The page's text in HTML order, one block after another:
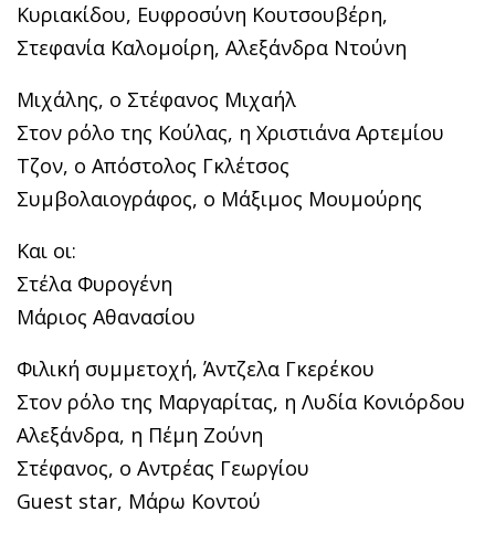
Κυριακίδου, Ευφροσύνη Κουτσουβέρη,
Στεφανία Καλομοίρη, Αλεξάνδρα Ντούνη
Μιχάλης, ο Στέφανος Μιχαήλ
Στον ρόλο της Κούλας, η Χριστιάνα Αρτεμίου
Τζον, ο Απόστολος Γκλέτσος
Συμβολαιογράφος, ο Μάξιμος Μουμούρης
Και οι:
Στέλα Φυρογένη
Μάριος Αθανασίου
Φιλική συμμετοχή, Άντζελα Γκερέκου
Στον ρόλο της Μαργαρίτας, η Λυδία Κονιόρδου
Αλεξάνδρα, η Πέμη Ζούνη
Στέφανος, ο Αντρέας Γεωργίου
Guest star, Μάρω Κοντού